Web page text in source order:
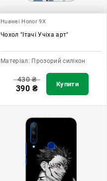
Huawei Honor 9X
Чохол "Ітачі Учіха арт"
Матеріал: Прозорий силікон
430₴
390 ₴ Купити